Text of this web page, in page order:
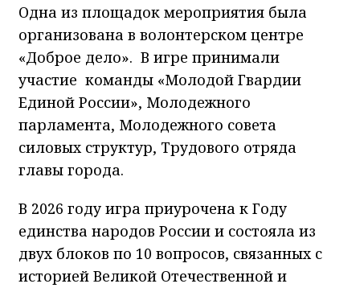
Одна из площадок мероприятия была
организована в волонтерском центре
«Доброе дело». В игре принимали
участие команды «Молодой Гвардии
Единой России», Молодежного
парламента, Молодежного совета
силовых структур, Трудового отряда
главы города.
В 2026 году игра приурочена к Году
единства народов России и состояла из
двух блоков по 10 вопросов, связанных с
историей Великой Отечественной и